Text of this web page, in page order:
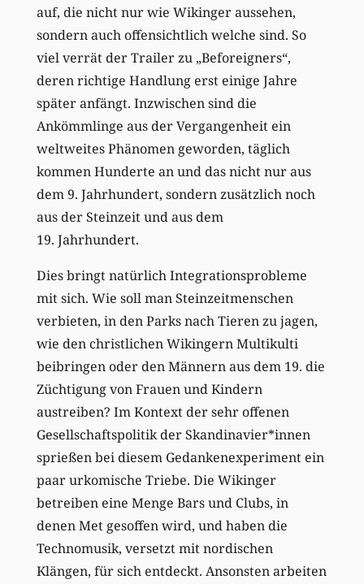
auf, die nicht nur wie Wikinger aussehen,
sondern auch offensichtlich welche sind. So
viel verrät der Trailer zu „Beforeigners“,
deren richtige Handlung erst einige Jahre
später anfängt. Inzwischen sind die
Ankömmlinge aus der Vergangenheit ein
weltweites Phänomen geworden, täglich
kommen Hunderte an und das nicht nur aus
dem 9. Jahrhundert, sondern zusätzlich noch
aus der Steinzeit und aus dem
19. Jahrhundert.
Dies bringt natürlich Integrationsprobleme
mit sich. Wie soll man Steinzeitmenschen
verbieten, in den Parks nach Tieren zu jagen,
wie den christlichen Wikingern Multikulti
beibringen oder den Männern aus dem 19. die
Züchtigung von Frauen und Kindern
austreiben? Im Kontext der sehr offenen
Gesellschaftspolitik der Skandinavier*innen
sprießen bei diesem Gedankenexperiment ein
paar urkomische Triebe. Die Wikinger
betreiben eine Menge Bars und Clubs, in
denen Met gesoffen wird, und haben die
Technomusik, versetzt mit nordischen
Klängen, für sich entdeckt. Ansonsten arbeiten